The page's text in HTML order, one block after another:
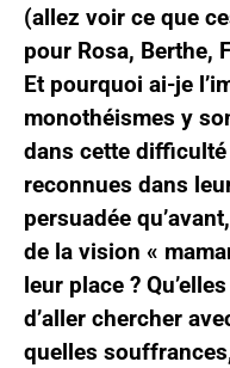
(allez voir ce que
pour Rosa, Berthe,
Et pourquoi ai-je
monothéismes y
dans cette
reconnues dans
persuadée
de la vision «
leur place ?
d’aller chercher
quelles